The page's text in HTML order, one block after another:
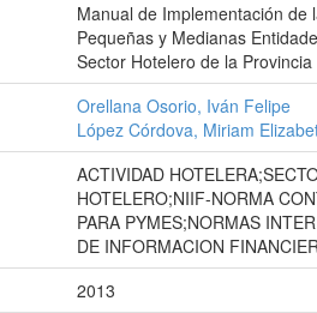
Manual de Implementación de
Pequeñas y Medianas
Sector Hotelero de la
Orellana Osorio, Iván Felipe
López Córdova, Miriam
ACTIVIDAD
HOTELERO;NIIF-NORMA
PARA PYMES;NORMAS
DE INFORMACION
2013